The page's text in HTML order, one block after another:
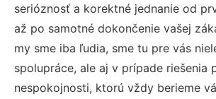
serióznosť a korektné jednanie od
až po samotné dokončenie vašej
my sme iba ľudia, sme tu pre vás
spolupráce, ale aj v prípade riešenia
nespokojnosti, ktorú vždy berieme